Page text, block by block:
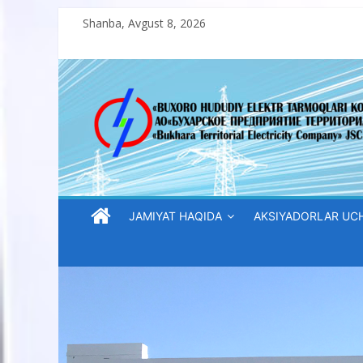
content
Shanba, Avgust 8, 2026
“Buxoro
hududiy
elektr
tarmoqlari
korxonasi”
“Buxoro
JAMIYAT HAQIDA AKSIYADORLAR